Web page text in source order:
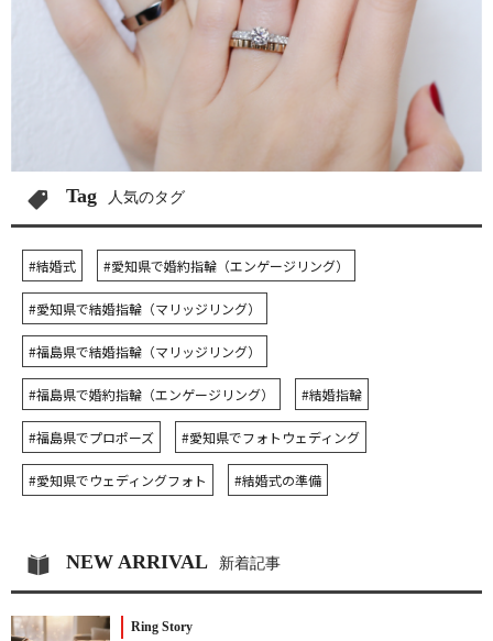
Tag 人気のタグ
#結婚式 #愛知県で婚約指輪（エンゲージリング）
#愛知県で結婚指輪（マリッジリング）
#福島県で結婚指輪（マリッジリング）
#福島県で婚約指輪（エンゲージリング） #結婚指輪
#福島県でプロポーズ #愛知県でフォトウェディング
#愛知県でウェディングフォト #結婚式の準備
NEW ARRIVAL 新着記事
Ring Story